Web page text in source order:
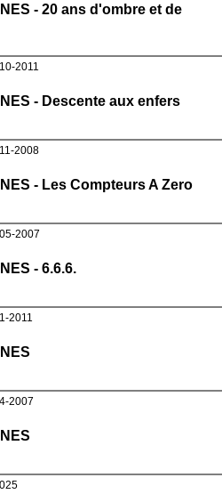
- 20 ans d'ombre et de
2011
- Descente aux enfers
2008
- Les Compteurs A Zero
2007
- 6.6.6.
2011
2007